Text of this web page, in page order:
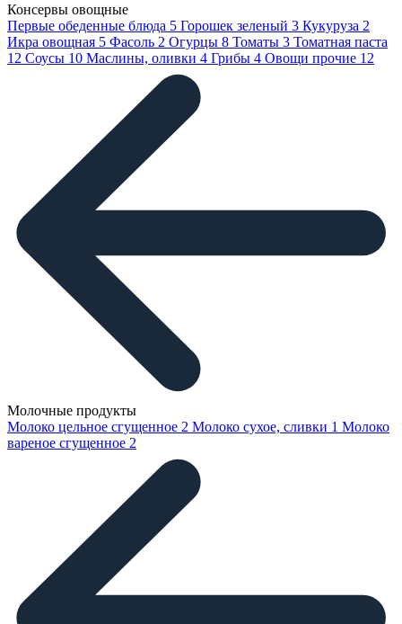
Консервы овощные
Первые обеденные блюда 5 Горошек зеленый 3 Кукуруза 2
Икра овощная 5 Фасоль 2 Огурцы 8 Томаты 3 Томатная паста
12 Соусы 10 Маслины, оливки 4 Грибы 4 Овощи прочие 12
Молочные продукты
Молоко цельное сгущенное 2 Молоко сухое, сливки 1 Молоко
вареное сгущенное 2